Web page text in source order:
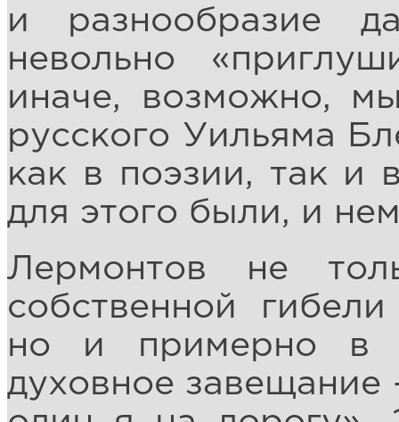
и разнообразие
невольно
иначе, возможно,
русского Уильяма
как в поэзии, так и
для этого были, и
Лермонтов не
собственной
но и примерно в
духовное завещание